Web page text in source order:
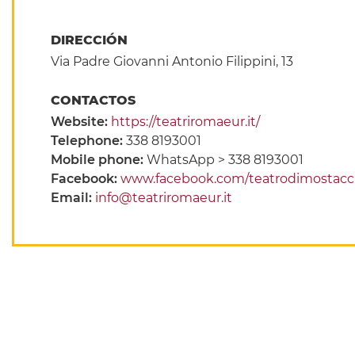
DIRECCIÓN
Via Padre Giovanni Antonio Filippini, 13
CONTACTOS
Website: https://teatriromaeur.it/
Telephone: 338 8193001
Mobile phone: WhatsApp > 338 8193001
Facebook: www.facebook.com/
Email: info@teatriromaeur.it